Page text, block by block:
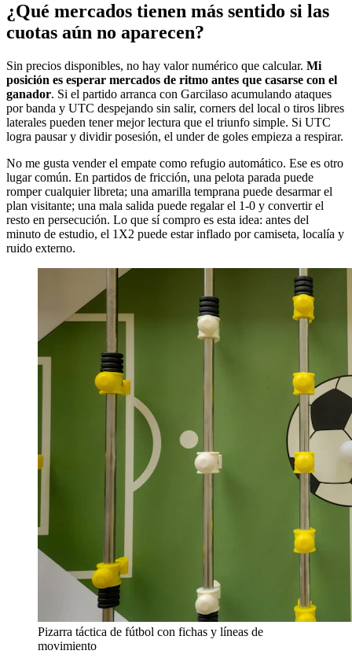
¿Qué mercados tienen más sentido si las
cuotas aún no aparecen?
Sin precios disponibles, no hay valor numérico que calcular. Mi
posición es esperar mercados de ritmo antes que casarse con el
ganador. Si el partido arranca con Garcilaso acumulando ataques
por banda y UTC despejando sin salir, corners del local o tiros libres
laterales pueden tener mejor lectura que el triunfo simple. Si UTC
logra pausar y dividir posesión, el under de goles empieza a respirar.
No me gusta vender el empate como refugio automático. Ese es otro
lugar común. En partidos de fricción, una pelota parada puede
romper cualquier libreta; una amarilla temprana puede desarmar el
plan visitante; una mala salida puede regalar el 1-0 y convertir el
resto en persecución. Lo que sí compro es esta idea: antes del
minuto de estudio, el 1X2 puede estar inflado por camiseta, localía y
ruido externo.
Pizarra táctica de fútbol con fichas y líneas de
movimiento